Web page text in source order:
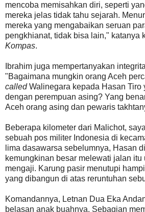
mencoba memisahkan diri, seperti
mereka jelas tidak tahu sejarah.
mereka yang mengabaikan seruan
pengkhianat, tidak bisa lain," katanya
Kompas.
Ibrahim juga mempertanyakan
"Bagaimana mungkin orang Aceh
calledWalinegara kepada Hasan Tiro
dengan perempuan asing? Yang
Aceh orang asing dan pewaris
Beberapa kilometer dari Malichot,
sebuah pos militer Indonesia di
lima dasawarsa sebelumnya, Hasan
kemungkinan besar melewati jalan itu
mengaji. Karung pasir menutupi
yang dibangun di atas reruntuhan
Komandannya, Letnan Dua Eka
belasan anak buahnya. Sebagian